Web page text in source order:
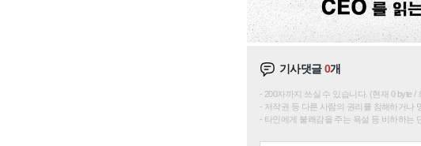
기사댓글0개
200자까지 쓰실 수 있습니다. (현재 0 byte /
저작권 등 다른 사람의 권리를 침해하거나
타인에게 불쾌감을 주는 욕설 등 비하하는